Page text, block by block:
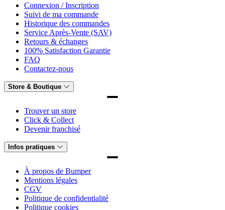
Connexion / Inscription
Suivi de ma commande
Historique des commandes
Service Après-Vente (SAV)
Retours & échanges
100% Satisfaction Garantie
FAQ
Contactez-nous
Store & Boutique
Trouver un store
Click & Collect
Devenir franchisé
Infos pratiques
À propos de Bumper
Mentions légales
CGV
Politique de confidentialité
Politique cookies